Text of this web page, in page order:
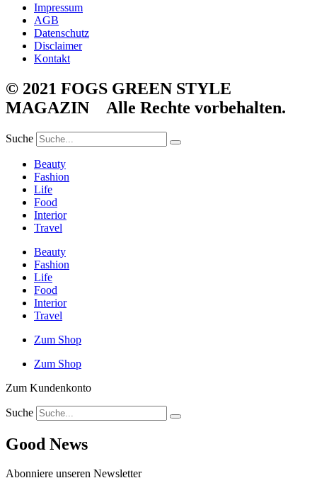
Impressum
AGB
Datenschutz
Disclaimer
Kontakt
© 2021 FOGS GREEN STYLE
MAGAZIN Alle Rechte vorbehalten.
Suche
Beauty
Fashion
Life
Food
Interior
Travel
Beauty
Fashion
Life
Food
Interior
Travel
Zum Shop
Zum Shop
Zum Kundenkonto
Suche
Good News
Abonniere unseren Newsletter